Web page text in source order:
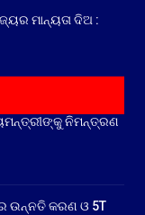
ମାନ୍ୟତା ଦିଅ :
ନିମନ୍ତ୍ରଣ
ଉନ୍ନତି କରଣ ଓ 5T